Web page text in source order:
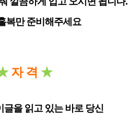
복만 준비해주세요
자 격 ★
글을 읽고 있는 바로 당신